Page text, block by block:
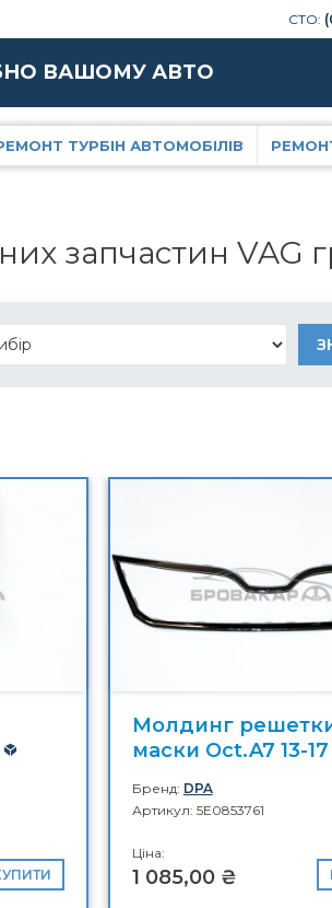
СТО:
ВАШОМУ АВТО
ТУРБІН АВТОМОБІЛІВ
запчастин VAG
Молдинг
маски Oct.A7 13-17
Бренд: DPA
Артикул: 5E0853761
Ціна:
1 085,00 ₴